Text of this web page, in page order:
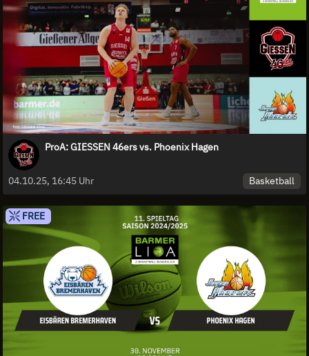
ProA: GIESSEN 46ers vs. Phoenix Hagen
04.10.25, 16:45 Uhr Basketball
FREE